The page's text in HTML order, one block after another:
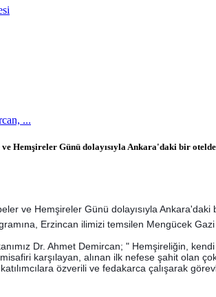
...
ve Hemşireler Günü dolayısıyla Ankara'daki bir
ve Hemşireler Günü dolayısıyla
Erzincan ilimizi temsilen Mengücek
Dr. Ahmet Demircan; " Hemşireliğin,
karşılayan, alınan ilk nefese şahit olan
katılımcılara özverili ve fedakarca çalışarak